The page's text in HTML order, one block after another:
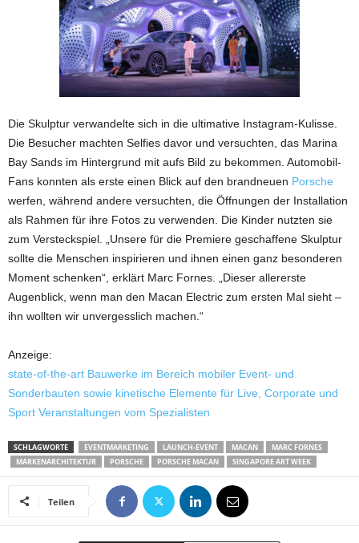
Die Skulptur verwandelte sich in die ultimative Instagram-Kulisse.
Die Besucher machten Selfies davor und versuchten, das Marina
Bay Sands im Hintergrund mit aufs Bild zu bekommen. Automobil-
Fans konnten als erste einen Blick auf den brandneuen Porsche
werfen, während andere versuchten, die Öffnungen der Installation
als Rahmen für ihre Fotos zu verwenden. Die Kinder nutzten sie
zum Versteckspiel. „Unsere für die Premiere geschaffene Skulptur
sollte die Menschen inspirieren und ihnen einen ganz besonderen
Moment schenken“, erklärt Marc Fornes. „Dieser allererste
Augenblick, wenn man den Macan Electric zum ersten Mal sieht –
ihn wollten wir unvergesslich machen.“
Anzeige:
state-of-the-art Bauwerke im Bereich mobiler Event- und
Sonderbauten sowie kinetische Elemente für Live, Corporate und
Sport Veranstaltungen vom Spezialisten
SCHLAGWORTE EVENTMARKETING LAUNCH-EVENT MACAN
MARC FORNES
MARKENARCHITEKTUR
PORSCHE PORSCHE MACAN SINGAPORE ART WEEK
Teilen